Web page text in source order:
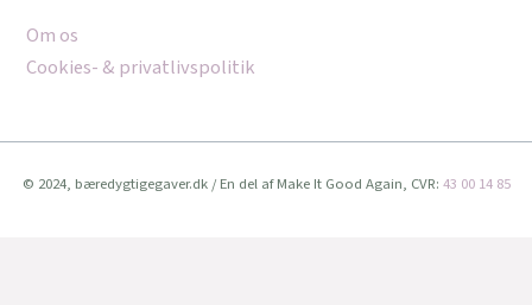
Om os
Cookies- & privatlivspolitik
© 2024, bæredygtigegaver.dk / En del af Make It Good Again, CVR: 43 00 14 85